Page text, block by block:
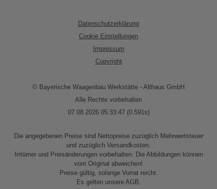
Datenschutzerklärung
Cookie Einstellungen
Impressum
Copyright
© Bayerische Waagenbau Werkstätte - Althaus GmbH
Alle Rechte vorbehalten
07.08.2026 05:33:47 (0.591s)
Die angegebenen Preise sind Nettopreise zuzüglich Mehrwertsteuer
und zuzüglich Versandkosten.
Irrtümer und Preisänderungen vorbehalten. Die Abbildungen können
vom Original abweichen!
Preise gültig, solange Vorrat reicht.
Es gelten unsere AGB.